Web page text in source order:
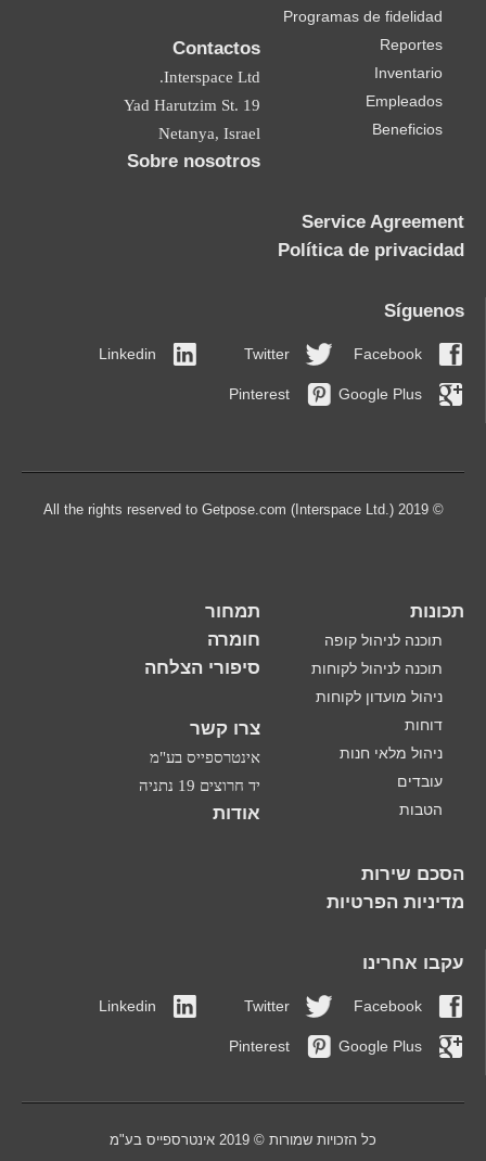
Programas de fidelidad
Reportes
Inventario
Empleados
Beneficios
Contactos
Interspace Ltd.
19 Yad Harutzim St.
Netanya, Israel
Sobre nosotros
Service Agreement
Política de privacidad
Síguenos
Facebook
Twitter
Linkedin
Google Plus
Pinterest
© 2019 All the rights reserved to Getpose.com (Interspace Ltd.)
תכונות
תוכנה לניהול קופה
תוכנה לניהול לקוחות
ניהול מועדון לקוחות
דוחות
ניהול מלאי חנות
עובדים
הטבות
תמחור
חומרה
סיפורי הצלחה
צרו קשר
אינטרספייס בע"מ
יד חרוצים 19 נתניה
אודות
הסכם שירות
מדיניות הפרטיות
עקבו אחרינו
Facebook
Twitter
Linkedin
Google Plus
Pinterest
כל הזכויות שמורות © 2019 אינטרספייס בע"מ